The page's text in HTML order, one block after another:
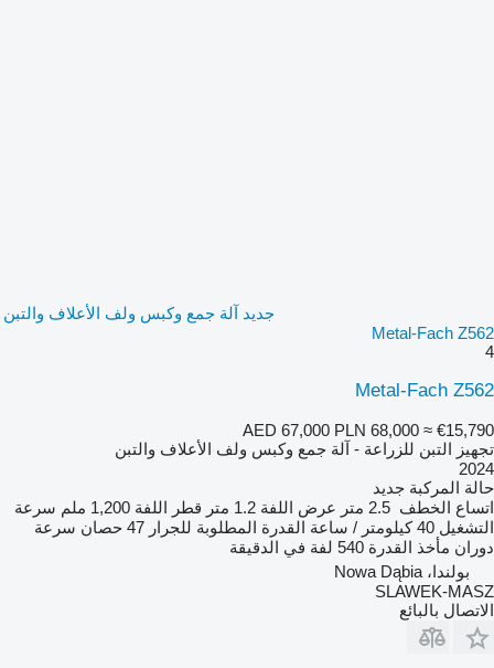
جديد آلة جمع وكبس ولف الأعلاف والتبن
Metal-Fach Z562
4
Metal-Fach Z562
AED 67,000 PLN 68,000 ≈ €15,790
تجهيز التبن للزراعة - آلة جمع وكبس ولف الأعلاف والتبن
2024
حالة المركبة جديد
اتساع الخطف 2.5 متر عرض اللفة 1.2 متر قطر اللفة 1,200 ملم
سرعة
التشغيل 40 كيلومتر / ساعة القدرة المطلوبة للجرار 47 حصان
سرعة
دوران مأخذ القدرة 540 لفة في الدقيقة
بولندا، Nowa Dąbia
SLAWEK-MASZ
الاتصال بالبائع